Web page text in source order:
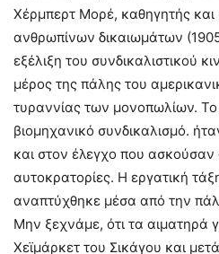
Χέρμπερτ Μορέ, καθηγητής και
ανθρωπίνων δικαιωμάτων
εξέλιξη του συνδικαλιστικού
μέρος της πάλης του
τυραννίας των μονοπωλίων.
βιομηχανικό συνδικαλισμό.
και στον έλεγχο που ασκούσαν
αυτοκρατορίες. Η εργατική
αναπτύχθηκε μέσα από την
Μην ξεχνάμε, ότι τα αιματηρά
Χεϊμάρκετ του Σικάγου και